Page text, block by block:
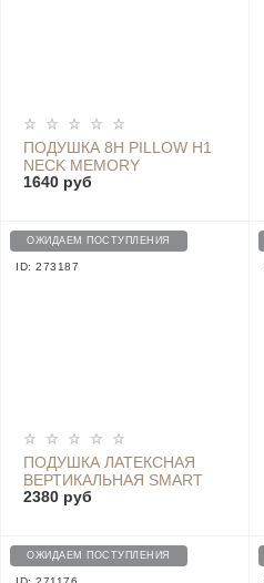
ПОДУШКА 8H PILLOW H1
NECK MEMORY
1640 руб
ОЖИДАЕМ ПОСТУПЛЕНИЯ
ID: 273187
ПОДУШКА ЛАТЕКСНАЯ
ВЕРТИКАЛЬНАЯ SMART
SLEEP (РОЗОВАЯ/СЕРАЯ)
2380 руб
ОЖИДАЕМ ПОСТУПЛЕНИЯ